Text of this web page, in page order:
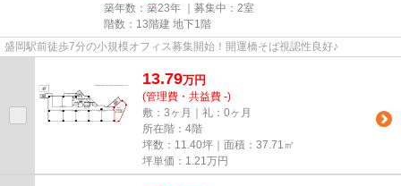
築年数：築23年 ｜募集中： 2室
階数：13階建 地下1階
盛岡駅前徒歩7分の小規模オフィス募集開始！開運橋そば視認性良好♪
13.79万円
(管理費・共益費 -)
敷：3ヶ月｜礼：0ヶ月
所在階：4階
坪数：11.40坪｜面積：37.71㎡
坪単価： 1.21万円